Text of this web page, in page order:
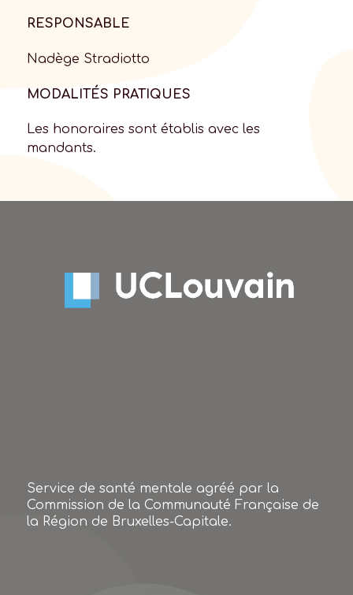
RESPONSABLE
Nadège Stradiotto
MODALITÉS PRATIQUES
Les honoraires sont établis avec les
mandants.
Service de santé mentale agréé par la
Commission de la Communauté Française de
la Région de Bruxelles-Capitale.